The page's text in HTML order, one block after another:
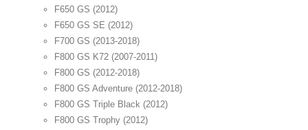
F650 GS (2012)
F650 GS SE (2012)
F700 GS (2013-2018)
F800 GS K72 (2007-2011)
F800 GS (2012-2018)
F800 GS Adventure (2012-2018)
F800 GS Triple Black (2012)
F800 GS Trophy (2012)